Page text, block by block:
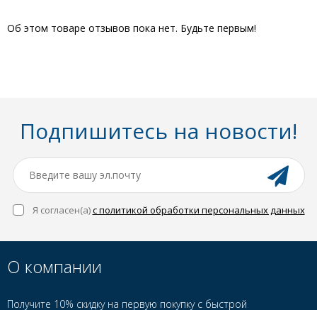
Об этом товаре отзывов пока нет. Будьте первым!
Подпишитесь на новости!
Я согласен(a)с политикой обработки персональных данных
О компании
Получите 10% скидку на первую покупку с быстрой